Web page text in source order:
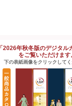
「2026年秋冬版のデジタル
をご覧いただけます
下の表紙画像をクリックしてく